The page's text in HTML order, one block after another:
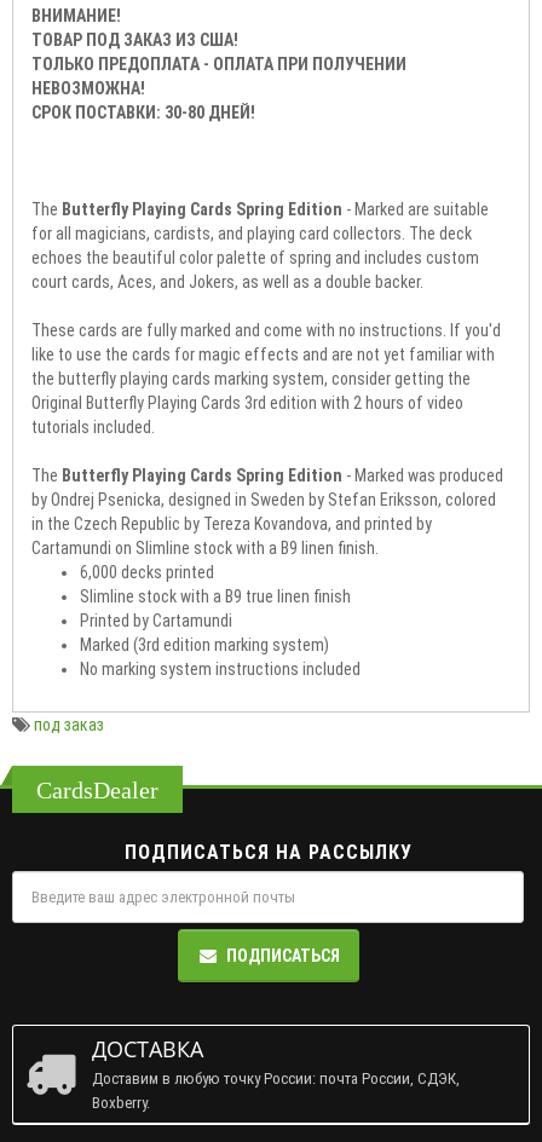
ВНИМАНИЕ!
ТОВАР ПОД ЗАКАЗ ИЗ США!
ТОЛЬКО ПРЕДОПЛАТА - ОПЛАТА ПРИ ПОЛУЧЕНИИ
НЕВОЗМОЖНА!
СРОК ПОСТАВКИ: 30-80 ДНЕЙ!
The Butterfly Playing Cards Spring Edition - Marked are suitable
for all magicians, cardists, and playing card collectors. The deck
echoes the beautiful color palette of spring and includes custom
court cards, Aces, and Jokers, as well as a double backer.
These cards are fully marked and come with no instructions. If you'd
like to use the cards for magic effects and are not yet familiar with
the butterfly playing cards marking system, consider getting the
Original Butterfly Playing Cards 3rd edition with 2 hours of video
tutorials included.
The Butterfly Playing Cards Spring Edition - Marked was produced
by Ondrej Psenicka, designed in Sweden by Stefan Eriksson, colored
in the Czech Republic by Tereza Kovandova, and printed by
Cartamundi on Slimline stock with a B9 linen finish.
6,000 decks printed
Slimline stock with a B9 true linen finish
Printed by Cartamundi
Marked (3rd edition marking system)
No marking system instructions included
под заказ
CardsDealer
ПОДПИСАТЬСЯ НА РАССЫЛКУ
ПОДПИСАТЬСЯ
ДОСТАВКА
Доставим в любую точку России: почта России, СДЭК,
Boxberry.